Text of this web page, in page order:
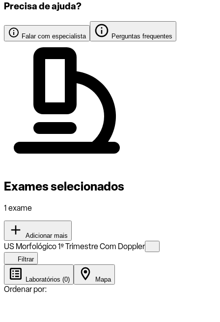
Precisa de ajuda?
Falar com especialista Perguntas frequentes
Exames selecionados
1 exame
Adicionar mais
US Morfológico 1º Trimestre Com Doppler
Filtrar
Laboratórios (0) Mapa
Ordenar por: